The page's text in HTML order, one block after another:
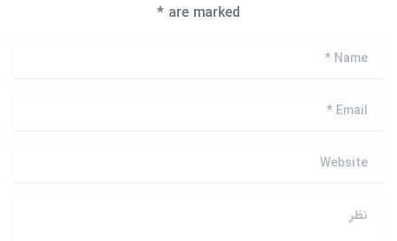
are marked *
Name
*
Email
*
Website
نظر